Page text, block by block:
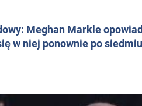
Meghan Markle
w niej ponownie po